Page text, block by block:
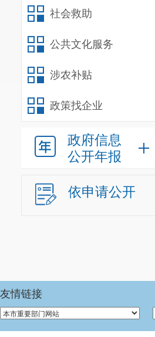
社会救助
公共文化服务
涉农补贴
政策找企业
政府信息
公开年报
依申请公开
友情链接